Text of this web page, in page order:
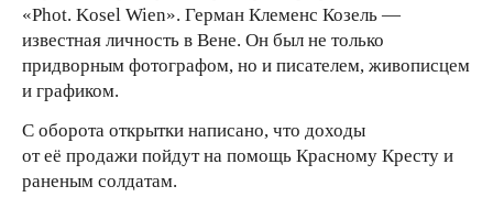
«Phot. Kosel Wien». Герман Клеменс Козель —
известная личность в Вене. Он был не только
придворным фотографом, но и писателем, живописцем
и графиком.
С оборота открытки написано, что доходы
от её продажи пойдут на помощь Красному Кресту и
раненым солдатам.